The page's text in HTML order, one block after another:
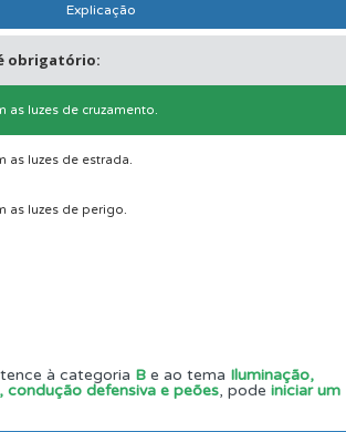
Explicação
obrigatório:
as luzes de cruzamento.
as luzes de estrada.
as luzes de perigo.
à categoria B e ao tema Iluminação,
condução defensiva e peões, pode iniciar um